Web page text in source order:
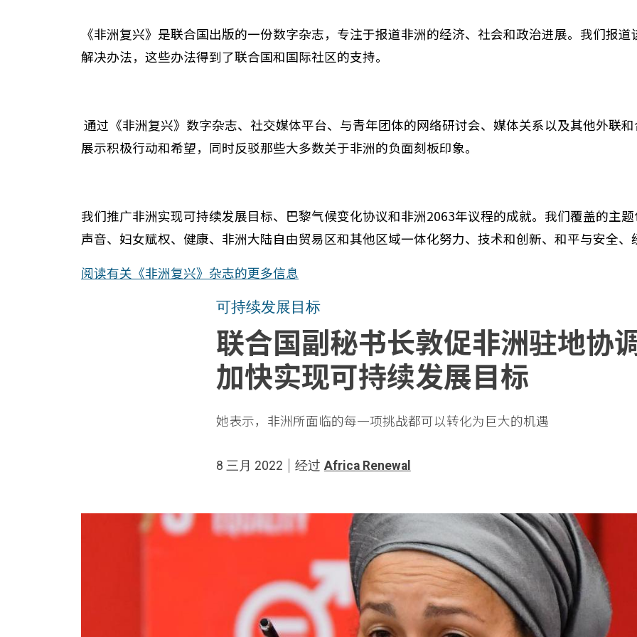
《非洲复兴》是联合国出版的一份数字杂志，专注于报道非洲的经济、社会和政治进展。我们报
解决办法，这些办法得到了联合国和国际社区的支持。
通过《非洲复兴》数字杂志、社交媒体平台、与青年团体的网络研讨会、媒体关系以及其他外联
展示积极行动和希望，同时反驳那些大多数关于非洲的负面刻板印象。
我们推广非洲实现可持续发展目标、巴黎气候变化协议和非洲2063年议程的成就。我们覆盖的主
声音、妇女赋权、健康、非洲大陆自由贸易区和其他区域一体化努力、技术和创新、和平与安全、
阅读有关《非洲复兴》杂志的更多信息
可持续发展目标
联合国副秘书长敦促非洲驻地协
加快实现可持续发展目标
她表示，非洲所面临的每一项挑战都可以转化为巨大的机遇
8 三月 2022 经过 Africa Renewal